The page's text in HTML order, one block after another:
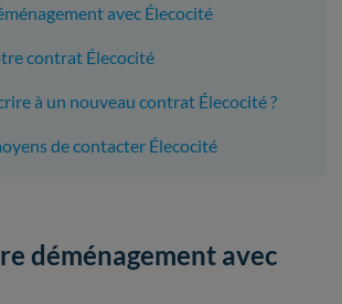
avec Élecocité
contrat Élecocité
à un nouveau contrat Élecocité ?
de contacter Élecocité
déménagement avec